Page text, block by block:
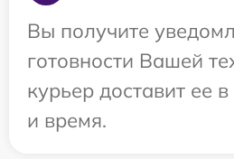
Вы получите
готовности Вашей
курьер доставит ее
и время.